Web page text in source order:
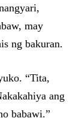
may
ng bakuran.
“Tita,
ang
babawi.”